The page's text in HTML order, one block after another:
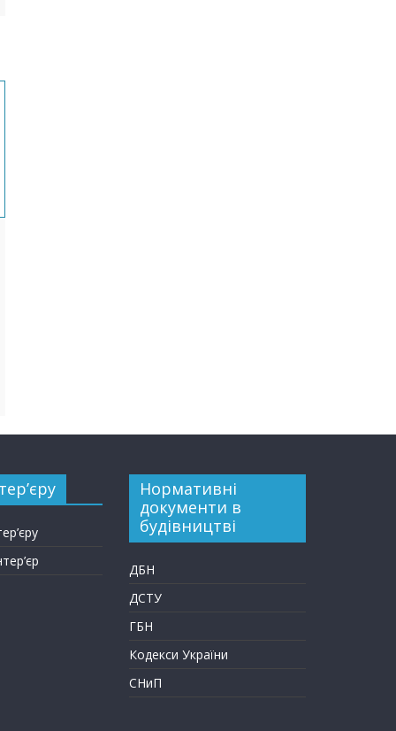
Нормативні
документи в
будівництві
ДБН
ДСТУ
ГБН
Кодекси України
СНиП